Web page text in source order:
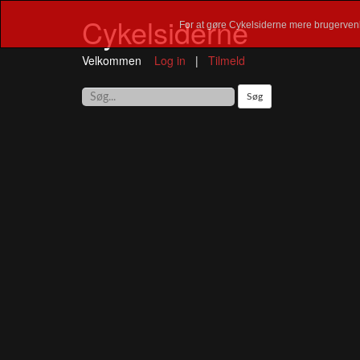
For at gøre Cykelsiderne mere
Cykelsiderne
Velkommen Log in | Tilmeld